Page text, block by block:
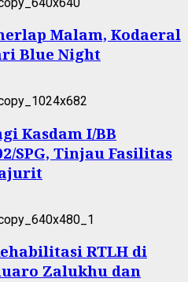
Malam, Kodaeral
Blue Night
Kasdam I/BB
SPG, Tinjau Fasilitas
RTLH di
Zalukhu dan